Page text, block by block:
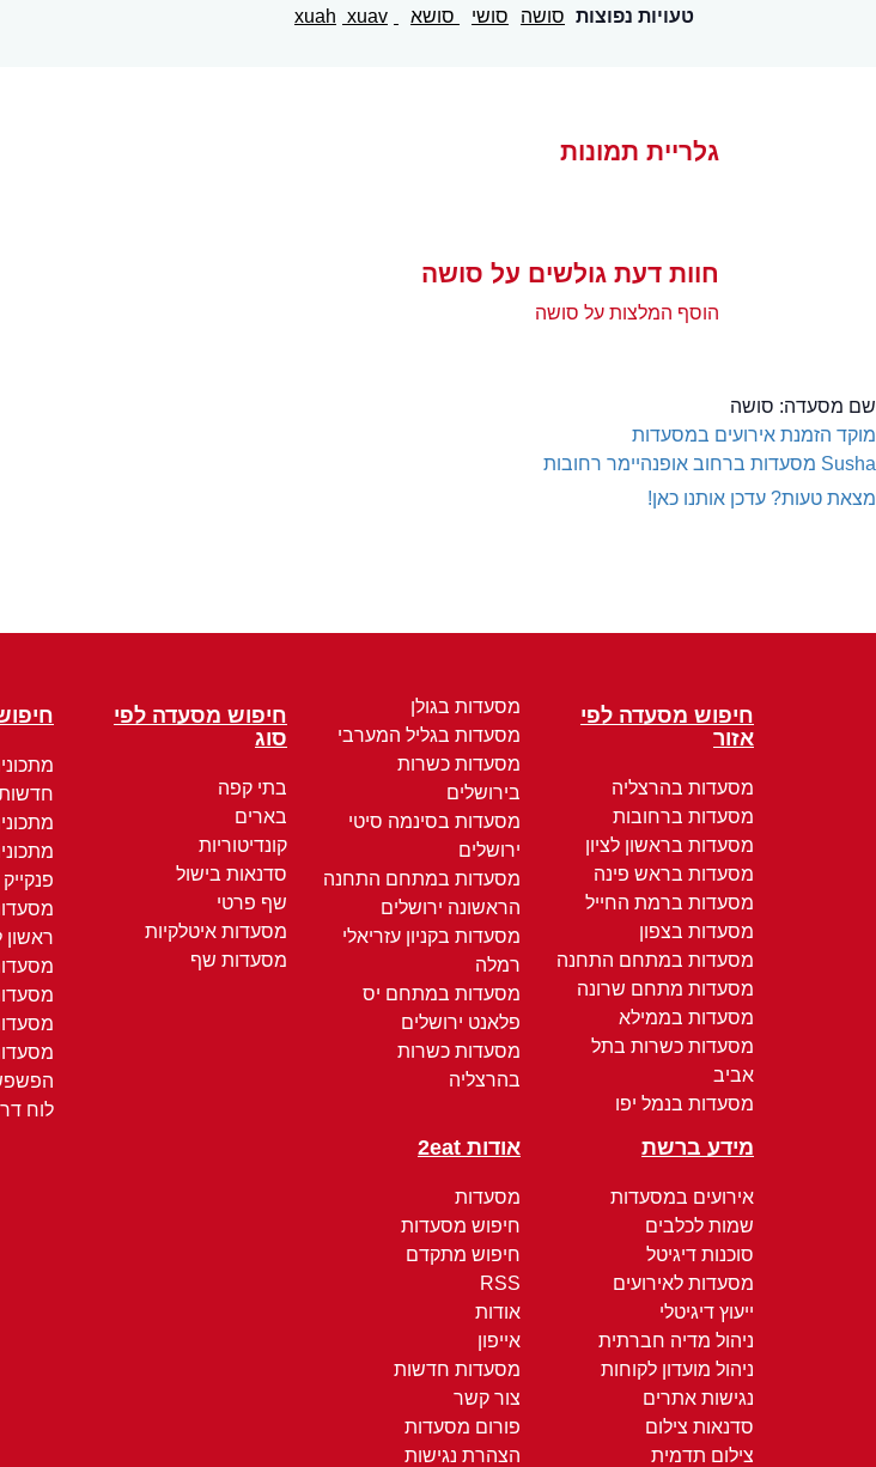
טעויות נפוצות סושה סושי סושא xuav
גלריית תמונות
חוות דעת גולשים על סושה
הוסף המלצות על סושה
שם מסעדה: סושה
מוקד הזמנת אירועים במסעדות
Susha מסעדות ברחוב אופנהיימר רחובות
מצאת טעות? עדכן אותנו כאן!
חיפוש מסעדה לפי
אזור
מסעדות בהרצליה
מסעדות ברחובות
מסעדות בראשון לציון
מסעדות בראש פינה
מסעדות ברמת החייל
מסעדות בצפון
מסעדות במתחם התחנה
מסעדות מתחם שרונה
מסעדות בממילא
מסעדות כשרות בתל
אביב
מסעדות בנמל יפו
מסעדות בגולן
מסעדות בגליל המערבי
מסעדות כשרות
בירושלים
מסעדות בסינמה סיטי
ירושלים
מסעדות במתחם התחנה
הראשונה ירושלים
מסעדות בקניון עזריאלי
רמלה
מסעדות במתחם יס
פלאנט ירושלים
מסעדות כשרות
בהרצליה
חיפוש מסעדה לפי
סוג
בתי קפה
בארים
קונדיטוריות
סדנאות בישול
שף פרטי
מסעדות איטלקיות
מסעדות שף
ראשון
לוח
מידע ברשת
אירועים במסעדות
שמות לכלבים
סוכנות דיגיטל
מסעדות לאירועים
ייעוץ דיגיטלי
ניהול מדיה חברתית
ניהול מועדון לקוחות
נגישות אתרים
סדנאות צילום
צילום תדמית
אודות 2eat
מסעדות
חיפוש מסעדות
חיפוש מתקדם
RSS
אודות
אייפון
מסעדות חדשות
צור קשר
פורום מסעדות
הצהרת נגישות